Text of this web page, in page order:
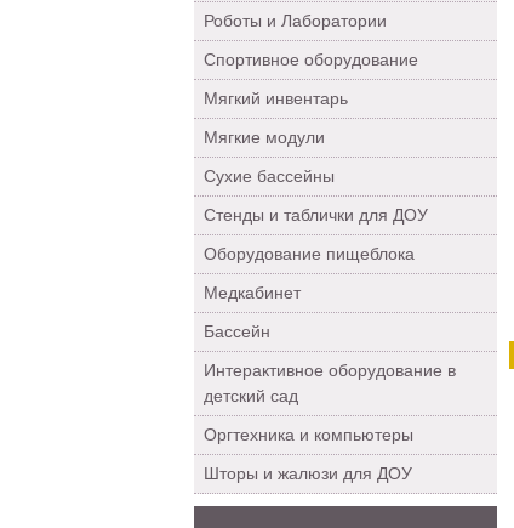
Роботы и Лаборатории
Спортивное оборудование
Мягкий инвентарь
Мягкие модули
Сухие бассейны
Стенды и таблички для ДОУ
Оборудование пищеблока
Медкабинет
Бассейн
Интерактивное оборудование в
детский сад
Оргтехника и компьютеры
Шторы и жалюзи для ДОУ